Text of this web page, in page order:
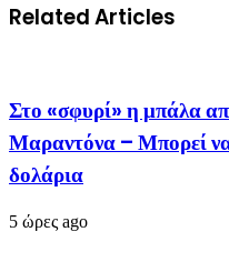
Related Articles
Στο «σφυρί» η μπάλα
Μαραντόνα – Μπορεί να
δολάρια
5 ώρες ago